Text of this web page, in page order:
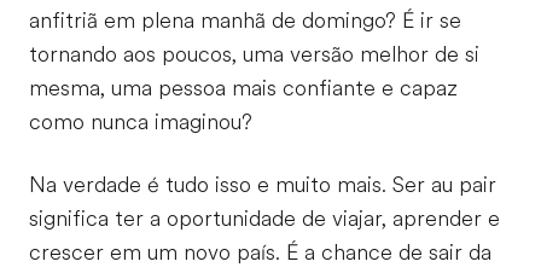
anfitriã em plena manhã de domingo? É ir se
tornando aos poucos, uma versão melhor de si
mesma, uma pessoa mais confiante e capaz
como nunca imaginou?
Na verdade é tudo isso e muito mais. Ser au pair
significa ter a oportunidade de viajar, aprender e
crescer em um novo país. É a chance de sair da